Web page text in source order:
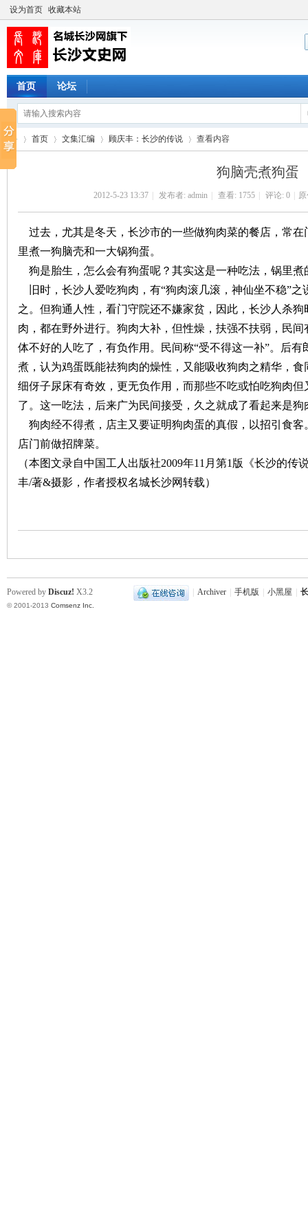
设为首页 收藏本站
首页 论坛
库
首页 文集汇编
›
顾庆丰：长沙的传说
›
查看内容
狗脑壳煮狗蛋
2012-5-23 13:37 发布者: admin 查看: 1755 评论: 0
过去，尤其是冬天，长沙市的一些做狗肉菜的餐店，常
里煮一狗脑壳和一大锅狗蛋。
狗是胎生，怎么会有狗蛋呢？其实这是一种吃法，锅里
旧时，长沙人爱吃狗肉，有“狗肉滚几滚，神仙坐不稳”
之。但狗通人性，看门守院还不嫌家贫，因此，长沙人杀
肉，都在野外进行。狗肉大补，但性燥，扶强不扶弱，民
体不好的人吃了，有负作用。民间称“受不得这一补”。后
煮，认为鸡蛋既能祛狗肉的燥性，又能吸收狗肉之精华，
细伢子尿床有奇效，更无负作用，而那些不吃或怕吃狗肉
了。这一吃法，后来广为民间接受，久之就成了看起来是
狗肉经不得煮，店主又要证明狗肉蛋的真假，以招引食
店门前做招牌菜。
（本图文录自中国工人出版社2009年11月第1版《长沙的
丰/著&摄影，作者授权名城长沙网转载）
Archiver 手机版 小黑屋
Powered by Discuz! X3.2
© 2001-2013 Comsenz Inc.